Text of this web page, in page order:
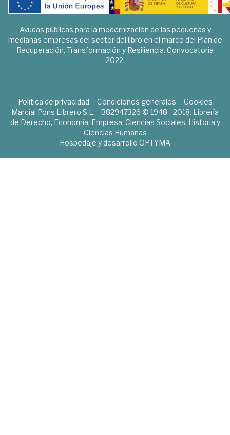
Ayudas públicas para la modernización de las pequeñas y
medianas empresas del sector del libro en el marco del Plan de
Recuperación, Transformación y Resiliencia. Convocatoria
2022.
Política de privacidad Condiciones generales
Cookies
Marcial Pons Librero S.L. - B82947326 © 1948 - 2018. Librería
de Derecho, Economía, Empresa, Ciencias Sociales, Historia y
Ciencias Humanas
Hospedaje y desarrollo OPTYMA